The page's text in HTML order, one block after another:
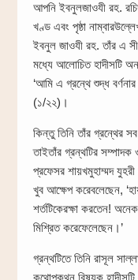
আপনি ইবনুলজাওযী রহ.
খণ্ড এবং পৃষ্ঠা
ইবনুল জাওযী রহ. তাঁর এ
মধ্যে আলোচিত হাদীসটি
‘আমি এ গ্রন্থে শুদ্ধ বর্ণনার
(১/২২)।
কিন্তু তিনি তাঁর গ্রন্থের
তাইতাঁর গ্রন্থটির সম্পাদক
প্রফেসর শায়খমুহাম্মদ যুহরী
খুব আক্ষেপ করেবলেছেন,
শর্তটিকেরক্ষা করতেন! অনেক
মিশ্রিত করেফেলেছেন।’
গ্রন্থটিতে তিনি রাসূল
কথোপকথন বিষয়ক